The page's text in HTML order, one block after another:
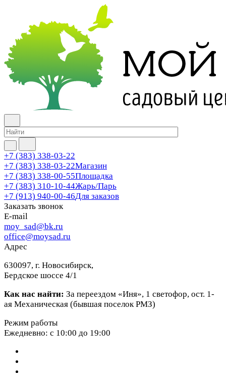
+7 (383) 338-03-22
+7 (383) 338-03-22Магазин
+7 (383) 338-00-55Площадка
+7 (383) 310-10-44Жарь/Парь
+7 (913) 940-00-46Для заказов
Заказать звонок
E-mail
moy_sad@bk.ru
office@moysad.ru
Адрес
630097, г. Новосибирск,
Бердское шоссе 4/1
Как нас найти: За переездом «Иня», 1 светофор, ост. 1-
ая Механическая (бывшая поселок РМЗ)
Режим работы
Ежедневно: с 10:00 до 19:00